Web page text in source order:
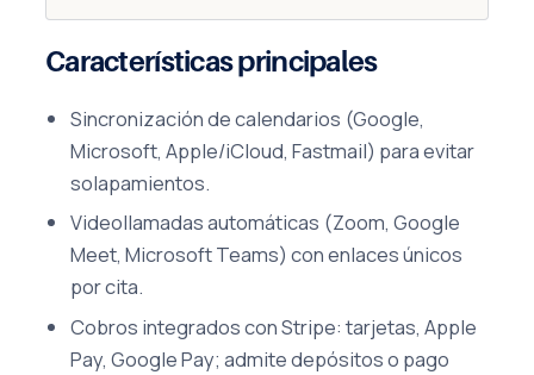
Características principales
Sincronización de calendarios (Google,
Microsoft, Apple/iCloud, Fastmail) para evitar
solapamientos.
Videollamadas automáticas (Zoom, Google
Meet, Microsoft Teams) con enlaces únicos
por cita.
Cobros integrados con Stripe: tarjetas, Apple
Pay, Google Pay; admite depósitos o pago